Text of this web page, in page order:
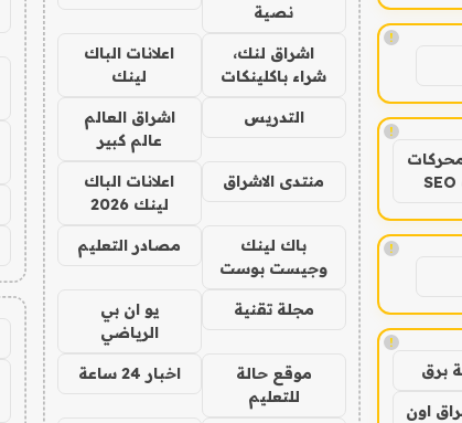
!
!
!
!
برق
اون
نصية
اشراق لنك،
شراء باكلينكات
اعلانات الباك
لينك
التدريس
اشراق العالم
عالم كبير
منتدى الاشراق
اعلانات الباك
لينك 2026
باك لينك
وجيست بوست
مصادر التعليم
مجلة تقنية
يو ان بي
الرياضي
موقع حالة
للتعليم
اخبار 24 ساعة